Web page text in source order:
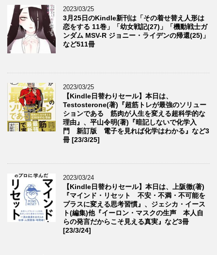
2023/03/25
3月25日のKindle新刊は「その着せ替え人形は
恋をする 11巻」「幼女戦記(27)」「機動戦士ガ
ンダム MSV-R ジョニー・ライデンの帰還(25)」
など511冊
2023/03/25
【Kindle日替わりセール】本日は、
Testosterone(著)『超筋トレが最強のソリュー
ションである 筋肉が人生を変える超科学的な
理由』、平山令明(著)『暗記しないで化学入
門 新訂版 電子を見れば化学はわかる』など3
冊 [23/3/25]
2023/03/24
【Kindle日替わりセール】本日は、上阪徹(著)
『マインド・リセット 不安・不満・不可能を
プラスに変える思考習慣』、ジェシカ・イース
ト(編集)他『イーロン・マスクの生声 本人自
らの発言だからこそ見える真実』など3冊
[23/3/24]